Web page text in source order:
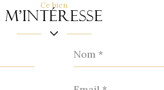
Ce bien
m'intéresse
Nom
Email